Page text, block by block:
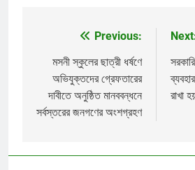
navigation
Previous:
মসনী স্কুলের ছাত্রী ধর্ষণে
অভিযুক্তদের গ্রেফতারের
দাবীতে অনুষ্ঠিত মানববন্ধনে
সর্বস্তরের জনগণের অংশগ্রহণ
রাখা